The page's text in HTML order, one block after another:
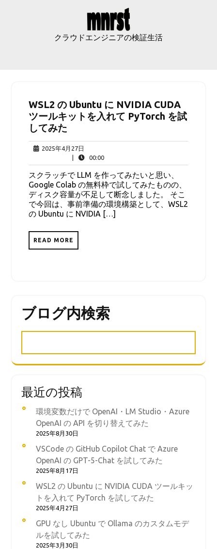
クラウドエンジニアの検証生活
WSL2 の Ubuntu に NVIDIA CUDA
ツールキットを入れて PyTorch を試
してみた
2025年4月27日
年
4
月
27
日
00:0000:00
スクラッチで LLM を作ってみたいと思い、
Google Colab の無料枠で試してみたものの、
ディスク容量が不足して断念しました。 そこ
で今回は、事前準備の環境構築として、WSL2
の Ubuntu に NVIDIA […]
READ MORE
ブログ内検索
最近の投稿
環境変数だけで OpenAI・LM Studio・Azure
OpenAI の API を切り替えてみた
2025年8月30日
VSCode の GitHub Copilot Chat で Azure
OpenAI の GPT-5-Chat を試してみた
2025年8月17日
WSL2 の Ubuntu に NVIDIA CUDA ツールキッ
トを入れて PyTorch を試してみた
2025年4月27日
GPU なし Ubuntu で Ollama のカスタムモデ
ルを試してみた
2025年3月30日